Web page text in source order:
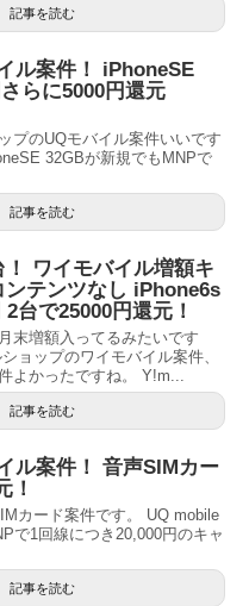
記事を読む
ル案件！ iPhoneSE
らに5000円還元
プのUQモバイル案件いいです
32GBが新規でもMNPで
記事を読む
！ ワイモバイル増額キ
ンテンツなし iPhone6s
台で25000円還元！
末増額入ってるみたいです
ョップのワイモバイル案件、
よかったですね。 Y!m...
記事を読む
ル案件！ 音声SIMカー
！
カード案件です。 UQ mobile
で1回線につき20,000円のキャ
記事を読む